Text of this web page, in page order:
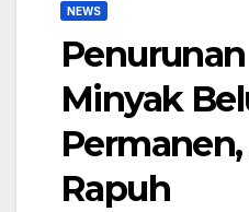
NEWS
Minyak
Rapuh